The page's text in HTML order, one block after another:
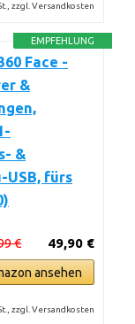
zzgl. Versandkosten
EMPFEHLUNG
Face -
&
&
USB, fürs
49,90 €
€
ansehen
zzgl. Versandkosten